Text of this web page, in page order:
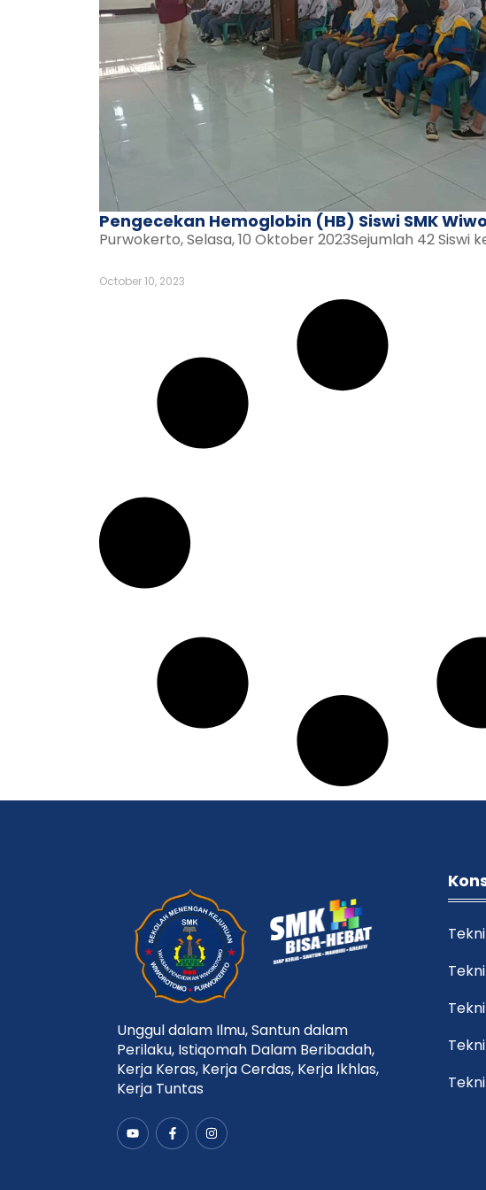
Pengecekan Hemoglobin (HB) Siswi SMK
Purwokerto, Selasa, 10 Oktober 2023Sejumlah 42 Siswi
October 10, 2023
Unggul dalam Ilmu, Santun dalam
Perilaku, Istiqomah Dalam Beribadah,
Kerja Keras, Kerja Cerdas, Kerja Ikhlas,
Kerja Tuntas
Y
o
u
t
F
a
c
e
I
n
s
t